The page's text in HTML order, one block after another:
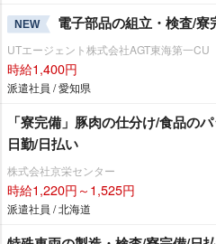
NEW 電子部品の組立・検査/
UTエージェント株式会社AGT東海第一CU
時給1,400円
派遣社員 / 愛知県
「寮完備」豚肉の仕分け/食品の
日勤/日払い
株式会社京栄センター
時給1,220円～1,525円
派遣社員 / 北海道